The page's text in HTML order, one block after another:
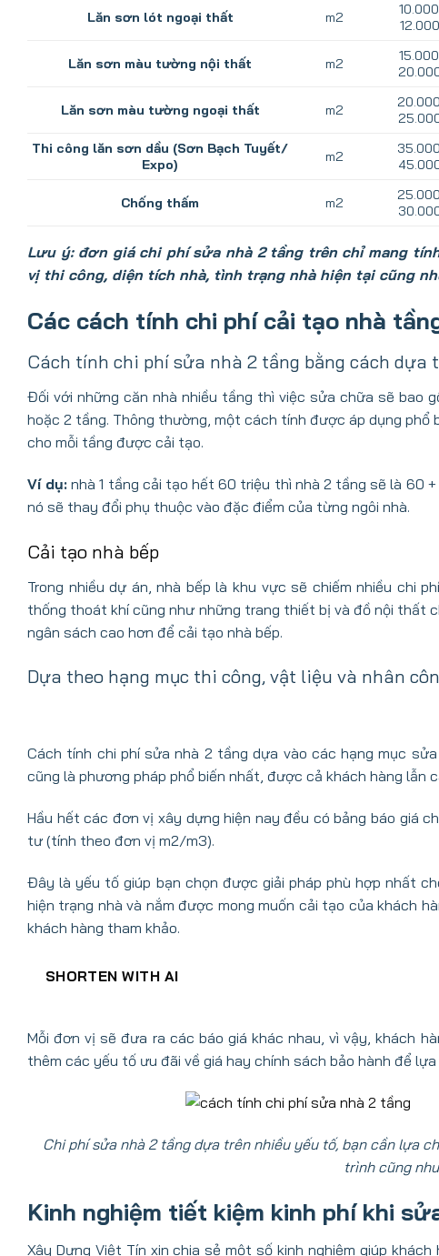
Lăn sơn lót ngoại thất m2
Lăn sơn màu tường nội thất m2
Lăn sơn màu tường ngoại thất m2
Thi công lăn sơn dầu (Sơn Bạch Tuyết/
Expo)
m2
Chống thấm m2
Lưu ý:đơn giá chi phí sửa nhà 2 tầng trên chỉ mang
vị thi công, diện tích nhà, tình trạng nhà hiện tại cũng
Các cách tính chi phí cải tạo nhà
Cách tính chi phí sửa nhà 2 tầng bằng cách dựa
Đối với những căn nhà nhiều tầng thì việc sửa chữa sẽ bao
hoặc 2 tầng. Thông thường, một cách tính được áp dụng
cho mỗi tầng được cải tạo.
Ví dụ: nhà 1 tầng cải tạo hết 60 triệu thì nhà 2 tầng sẽ là 60
nó sẽ thay đổi phụ thuộc vào đặc điểm của từng ngôi nhà.
Cải tạo nhà bếp
Trong nhiều dự án, nhà bếp là khu vực sẽ chiếm nhiều chi
thống thoát khí cũng như những trang thiết bị và đồ nội thất
ngân sách cao hơn để cải tạo nhà bếp.
Dựa theo hạng mục thi công, vật liệu và nhân
Cách tính chi phí sửa nhà 2 tầng dựa vào các hạng mục
cũng là phương pháp phổ biến nhất, được cả khách hàng lẫn
Hầu hết các đơn vị xây dựng hiện nay đều có bảng báo giá
tư (tính theo đơn vị m2/m3).
Đây là yếu tố giúp bạn chọn được giải pháp phù hợp nhất
hiện trạng nhà và nắm được mong muốn cải tạo của khách
khách hàng tham khảo.
SHORTEN WITH AI
Mỗi đơn vị sẽ đưa ra các báo giá khác nhau, vì vậy, khách
thêm các yếu tố ưu đãi về giá hay chính sách bảo hành để
Chi phí sửa nhà 2 tầng dựa trên nhiều yếu tố, bạn cần lựa
trình cũng
Kinh nghiệm tiết kiệm kinh phí khi
Xây Dựng Việt Tín xin chia sẻ một số kinh nghiệm giúp